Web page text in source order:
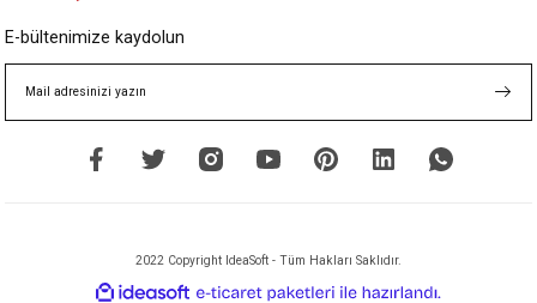
E-bültenimize kaydolun
2022 Copyright IdeaSoft - Tüm Hakları Saklıdır.
ideasoft e-